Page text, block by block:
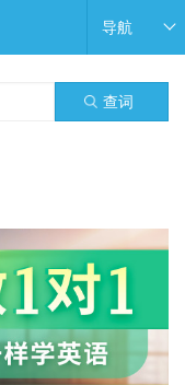
导航
查词